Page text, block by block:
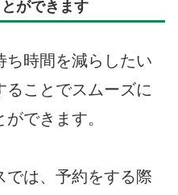
ができます
ち時間を減らしたい
ることでスムーズに
できます。
では、予約をする際